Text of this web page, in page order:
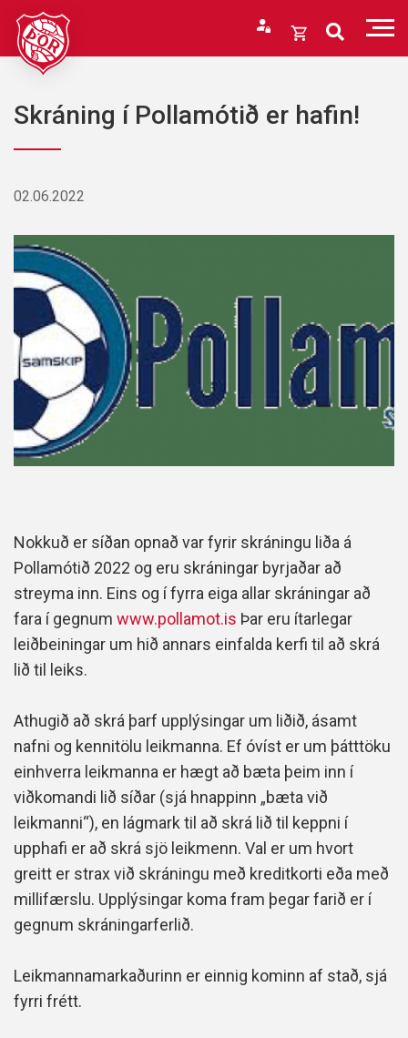
Fara
efni
Opna
Karfan þín
Skráning í Pollamótið er hafin!
02.06.2022
Nokkuð er síðan opnað var fyrir skráningu liða á
Pollamótið 2022 og eru skráningar byrjaðar að
streyma inn. Eins og í fyrra eiga allar skráningar að
fara í gegnum www.pollamot.is Þar eru ítarlegar
leiðbeiningar um hið annars einfalda kerfi til að skrá
lið til leiks.
Athugið að skrá þarf upplýsingar um liðið, ásamt
nafni og kennitölu leikmanna. Ef óvíst er um þátttöku
einhverra leikmanna er hægt að bæta þeim inn í
viðkomandi lið síðar (sjá hnappinn „bæta við
leikmanni“), en lágmark til að skrá lið til keppni í
upphafi er að skrá sjö leikmenn. Val er um hvort
greitt er strax við skráningu með kreditkorti eða með
millifærslu. Upplýsingar koma fram þegar farið er í
gegnum skráningarferlið.
Leikmannamarkaðurinn er einnig kominn af stað, sjá
fyrri frétt.